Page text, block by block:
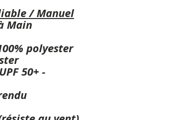
/ Manuel
à Main
polyester
50+ -